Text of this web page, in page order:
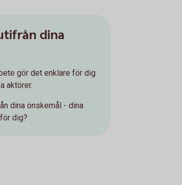
dina
gör det enklare för dig
aktörer.
dina önskemål - dina
dig?